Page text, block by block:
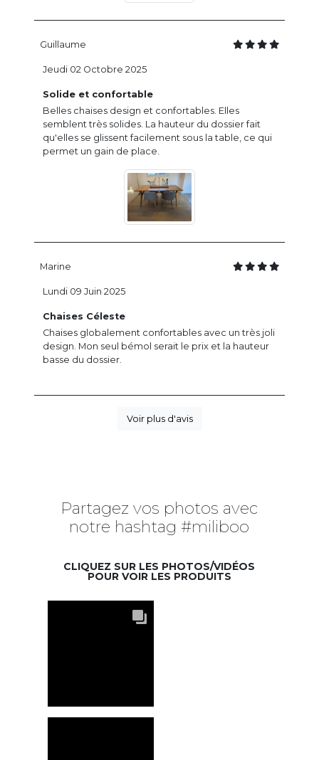
Guillaume
Solide et confortable
Belles chaises design et confortables. Elles
semblent très solides. La hauteur du dossier fait
qu'elles se glissent facilement sous la table, ce qui
permet un gain de place.
Jeudi 02 Octobre 2025
Marine
Chaises Céleste
Chaises globalement confortables avec un très joli
design. Mon seul bémol serait le prix et la hauteur
basse du dossier.
Lundi 09 Juin 2025
Voir plus d'avis
Partagez vos photos avec
notre hashtag #miliboo
CLIQUEZ SUR LES PHOTOS/VIDÉOS
POUR VOIR LES PRODUITS